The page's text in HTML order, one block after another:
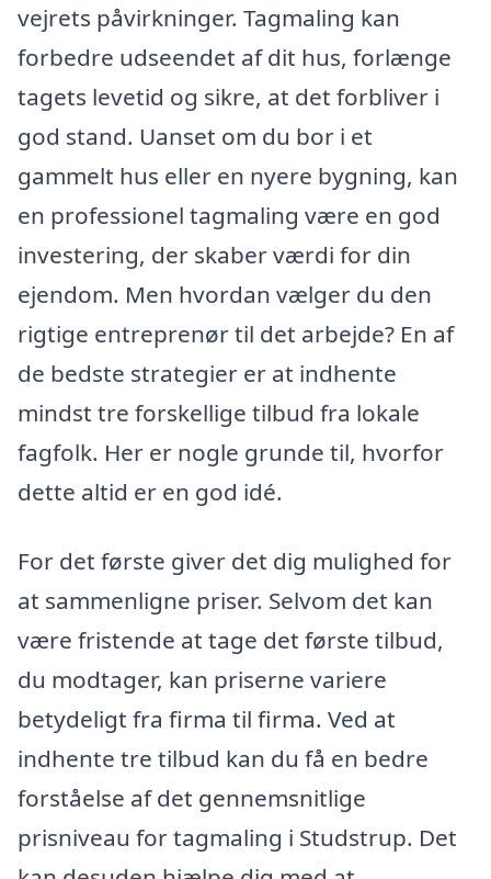
vejrets påvirkninger. Tagmaling kan
forbedre udseendet af dit hus, forlænge
tagets levetid og sikre, at det forbliver i
god stand. Uanset om du bor i et
gammelt hus eller en nyere bygning, kan
en professionel tagmaling være en god
investering, der skaber værdi for din
ejendom. Men hvordan vælger du den
rigtige entreprenør til det arbejde? En af
de bedste strategier er at indhente
mindst tre forskellige tilbud fra lokale
fagfolk. Her er nogle grunde til, hvorfor
dette altid er en god idé.
For det første giver det dig mulighed for
at sammenligne priser. Selvom det kan
være fristende at tage det første tilbud,
du modtager, kan priserne variere
betydeligt fra firma til firma. Ved at
indhente tre tilbud kan du få en bedre
forståelse af det gennemsnitlige
prisniveau for tagmaling i Studstrup. Det